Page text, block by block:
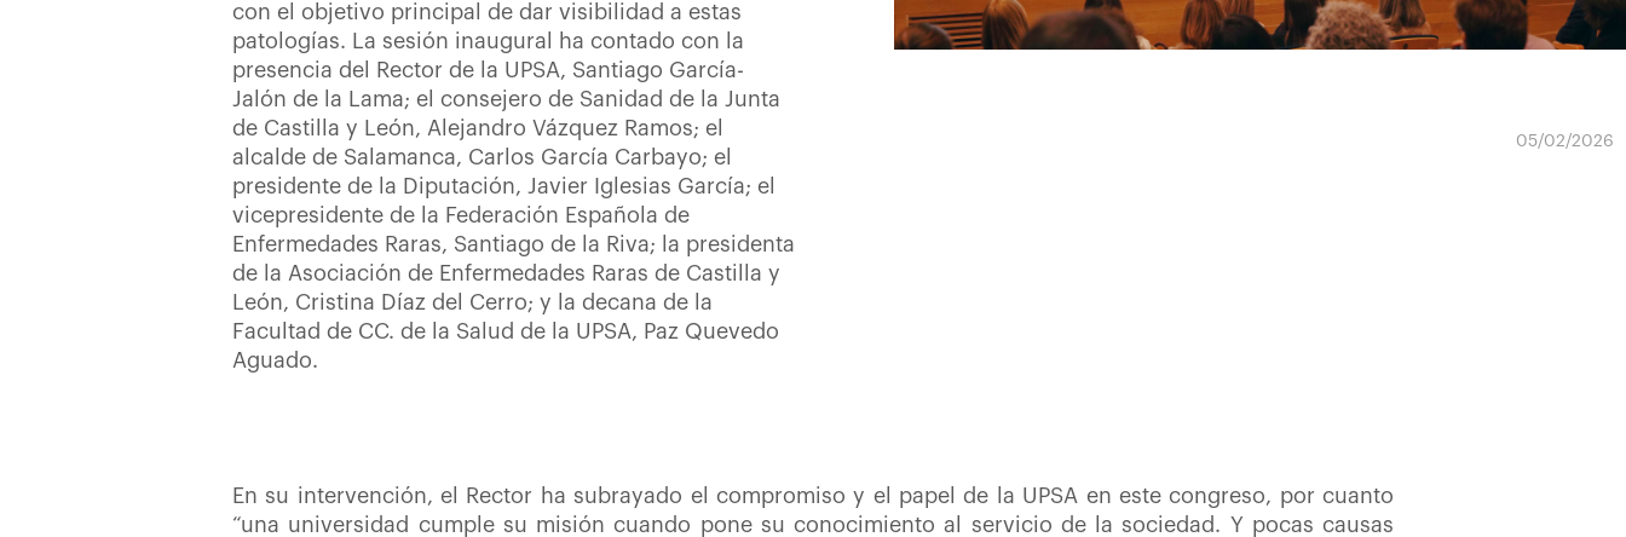
con el objetivo principal de dar visibilidad a estas
patologías. La sesión inaugural ha contado con la
presencia del Rector de la UPSA, Santiago García-
Jalón de la Lama; el consejero de Sanidad de la Junta
de Castilla y León, Alejandro Vázquez Ramos; el
alcalde de Salamanca, Carlos García Carbayo; el
presidente de la Diputación, Javier Iglesias García; el
vicepresidente de la Federación Española de
Enfermedades Raras, Santiago de la Riva; la presidenta
de la Asociación de Enfermedades Raras de Castilla y
León, Cristina Díaz del Cerro; y la decana de la
Facultad de CC. de la Salud de la UPSA, Paz Quevedo
Aguado.
05/02/2026
En su intervención, el Rector ha subrayado el compromiso y el papel de la UPSA en este congreso, por cuanto
“una universidad cumple su misión cuando pone su conocimiento al servicio de la sociedad. Y pocas causas